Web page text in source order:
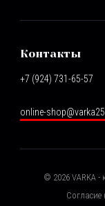
Контакты
+7 (924) 731-65-57
online-
© 2026VARKA -